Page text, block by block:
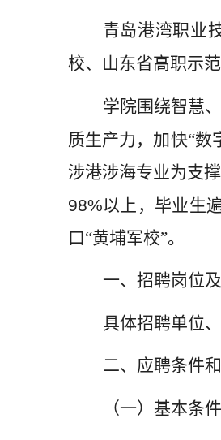
青岛港湾职业
校、山东省高职示
学院围绕智慧
质生产力，加快“数
涉港涉海专业为支
98%以上，毕业生
口“黄埔军校”。
一、招聘岗位
具体招聘单位
二、应聘条件
（一）基本条件